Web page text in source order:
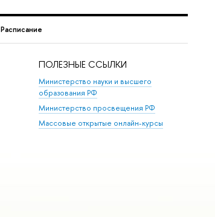
Расписание
ПОЛЕЗНЫЕ ССЫЛКИ
Министерство науки и высшего
образования РФ
Министерство просвещения РФ
Массовые открытые онлайн-курсы